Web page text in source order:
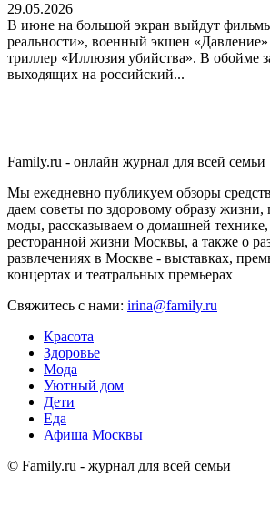
29.05.2026
В июне на большой экран выйдут
реальности», военный экшен
триллер «Иллюзия убийства». В обойме
выходящих на российский...
Family.ru - онлайн журнал для всей семьи
Мы ежедневно публикуем обзоры
даем советы по здоровому образу
моды, рассказываем о домашней
ресторанной жизни Москвы, а также о
развлечениях в Москве - выставках,
концертах и театральных премьерах
Свяжитесь с нами: irina@family.ru
Красота
Здоровье
Мода
Уютный дом
Дети
Еда
Афиша Москвы
© Family.ru - журнал для всей семьи